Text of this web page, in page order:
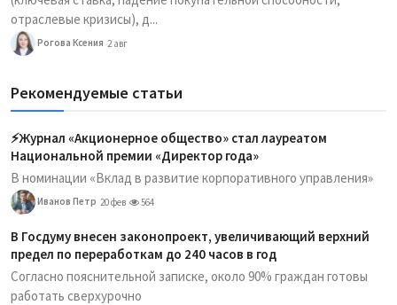
отраслевые кризисы), д...
Рогова Ксения 2 авг
Рекомендуемые статьи
⚡️Журнал «Акционерное общество» стал лауреатом
Национальной премии «Директор года»
В номинации «Вклад в развитие корпоративного управления»
Иванов Петр 20 фев 564
В Госдуму внесен законопроект, увеличивающий верхний
предел по переработкам до 240 часов в год
Согласно пояснительной записке, около 90% граждан готовы
работать сверхурочно